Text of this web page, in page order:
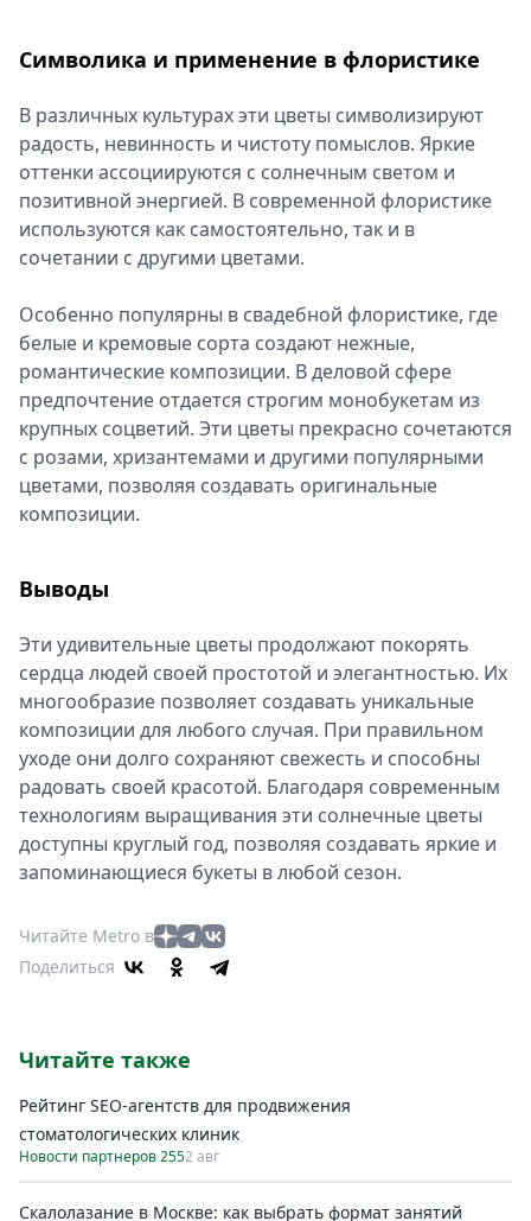
Символика и применение в флористике
В различных культурах эти цветы символизируют
радость, невинность и чистоту помыслов. Яркие
оттенки ассоциируются с солнечным светом и
позитивной энергией. В современной флористике
используются как самостоятельно, так и в
сочетании с другими цветами.
Особенно популярны в свадебной флористике, где
белые и кремовые сорта создают нежные,
романтические композиции. В деловой сфере
предпочтение отдается строгим монобукетам из
крупных соцветий. Эти цветы прекрасно сочетаются
с розами, хризантемами и другими популярными
цветами, позволяя создавать оригинальные
композиции.
Выводы
Эти удивительные цветы продолжают покорять
сердца людей своей простотой и элегантностью. Их
многообразие позволяет создавать уникальные
композиции для любого случая. При правильном
уходе они долго сохраняют свежесть и способны
радовать своей красотой. Благодаря современным
технологиям выращивания эти солнечные цветы
доступны круглый год, позволяя создавать яркие и
запоминающиеся букеты в любой сезон.
Читайте Metro в
Поделиться
Читайте также
Рейтинг SEO-агентств для продвижения
стоматологических клиник
Новости партнеров 2552 авг
Скалолазание в Москве: как выбрать формат занятий